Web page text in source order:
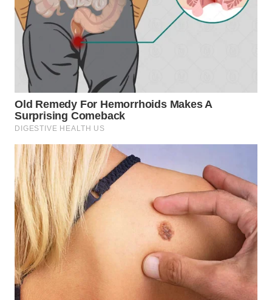
PADANG
LAWAS
SUMEDANG
WN
CIANJUR
KEPULAUAN
SERIBU
WN
TANGERANG
WN
BINJAI